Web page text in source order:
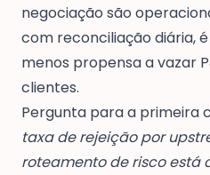
negociação são
com reconciliação diária,
menos propensa a vazar
clientes.
Pergunta para a primeira
taxa de rejeição por
roteamento de risco está